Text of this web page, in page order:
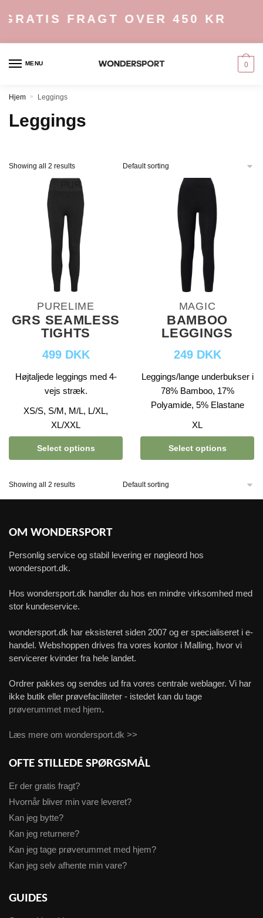
GRATIS FRAGT OVER 450 KR
MENU 0
Hjem » Leggings
Leggings
Showing all 2 results
PURELIME
GRS SEAMLESS
TIGHTS
499 DKK
Højtaljede leggings med 4-
vejs stræk.
XS/S, S/M, M/L, L/XL,
XL/XXL
Select options
MAGIC
BAMBOO
LEGGINGS
249 DKK
Leggings/lange underbukser i
78% Bamboo, 17%
Polyamide, 5% Elastane
XL
Select options
Showing all 2 results
OM WONDERSPORT
Personlig service og stabil levering er nøgleord hos
wondersport.dk.
Hos wondersport.dk handler du hos en mindre virksomhed med
stor kundeservice.
wondersport.dk har eksisteret siden 2007 og er specialiseret i e-
handel. Webshoppen drives fra vores kontor i Malling, hvor vi
servicerer kvinder fra hele landet.
Ordrer pakkes og sendes ud fra vores centrale weblager. Vi har
ikke butik eller prøvefaciliteter - istedet kan du tage
prøverummet med hjem.
Læs mere om wondersport.dk >>
OFTE STILLEDE SPØRGSMÅL
Er der gratis fragt?
Hvornår bliver min vare leveret?
Kan jeg bytte?
Kan jeg returnere?
Kan jeg tage prøverummet med hjem?
Kan jeg selv afhente min vare?
GUIDES